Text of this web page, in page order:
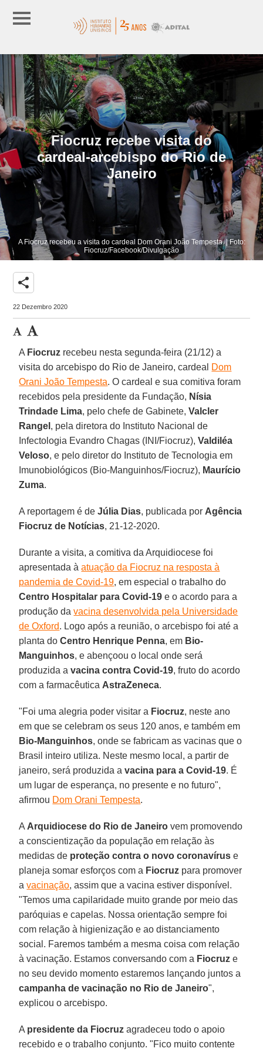
Fiocruz recebe visita do
cardeal-arcebispo do Rio de
Janeiro
A Fiocruz recebeu a visita do cardeal Dom Orani João Tempesta. | Foto:
Fiocruz/Facebook/Divulgação
share
22 Dezembro 2020
A Fiocruz recebeu nesta segunda-feira (21/12) a
visita do arcebispo do Rio de Janeiro, cardeal Dom
Orani João Tempesta. O cardeal e sua comitiva foram
recebidos pela presidente da Fundação, Nísia
Trindade Lima, pelo chefe de Gabinete,Valcler
Rangel , pela diretora do Instituto Nacional de
Infectologia Evandro Chagas (INI/Fiocruz),Valdiléa
Veloso, e pelo diretor do Instituto de Tecnologia em
Imunobiológicos (Bio-Manguinhos/Fiocruz), Maurício
Zuma.
A reportagem é deJúlia Dias, publicada por Agência
Fiocruz de Notícias, 21-12-2020.
Durante a visita, a comitiva da Arquidiocese foi
apresentada àatuação da Fiocruz na resposta à
pandemia de Covid-19, em especial o trabalho do
Centro Hospitalar para Covid-19 e o acordo para a
produção davacina desenvolvida pela Universidade
de Oxford. Logo após a reunião, o arcebispo foi até a
planta doCentro Henrique Penna, em Bio-
Manguinhos, e abençoou o local onde será
produzida avacina contra Covid-19, fruto do acordo
com a farmacêutica AstraZeneca.
"Foi uma alegria poder visitar a Fiocruz, neste ano
em que se celebram os seus 120 anos, e também em
Bio-Manguinhos, onde se fabricam as vacinas que o
Brasil inteiro utiliza. Neste mesmo local, a partir de
janeiro, será produzida avacina para a Covid-19. É
um lugar de esperança, no presente e no futuro",
afirmou Dom Orani Tempesta.
A Arquidiocese do Rio de Janeiro vem promovendo
a conscientização da população em relação às
medidas de proteção contra o novo coronavírus e
planeja somar esforços com a Fiocruz para promover
avacinação, assim que a vacina estiver disponível.
"Temos uma capilaridade muito grande por meio das
paróquias e capelas. Nossa orientação sempre foi
com relação à higienização e ao distanciamento
social. Faremos também a mesma coisa com relação
à vacinação. Estamos conversando com a Fiocruz e
no seu devido momento estaremos lançando juntos a
campanha de vacinação no Rio de Janeiro",
explicou o arcebispo.
A presidente da Fiocruz agradeceu todo o apoio
recebido e o trabalho conjunto. "Fico muito contente